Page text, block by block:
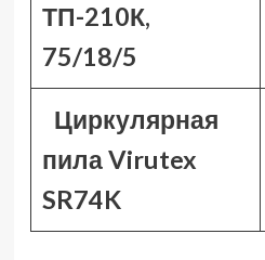
ТП-210К,
75/18/5
Циркулярная
пила Virutex
SR74K